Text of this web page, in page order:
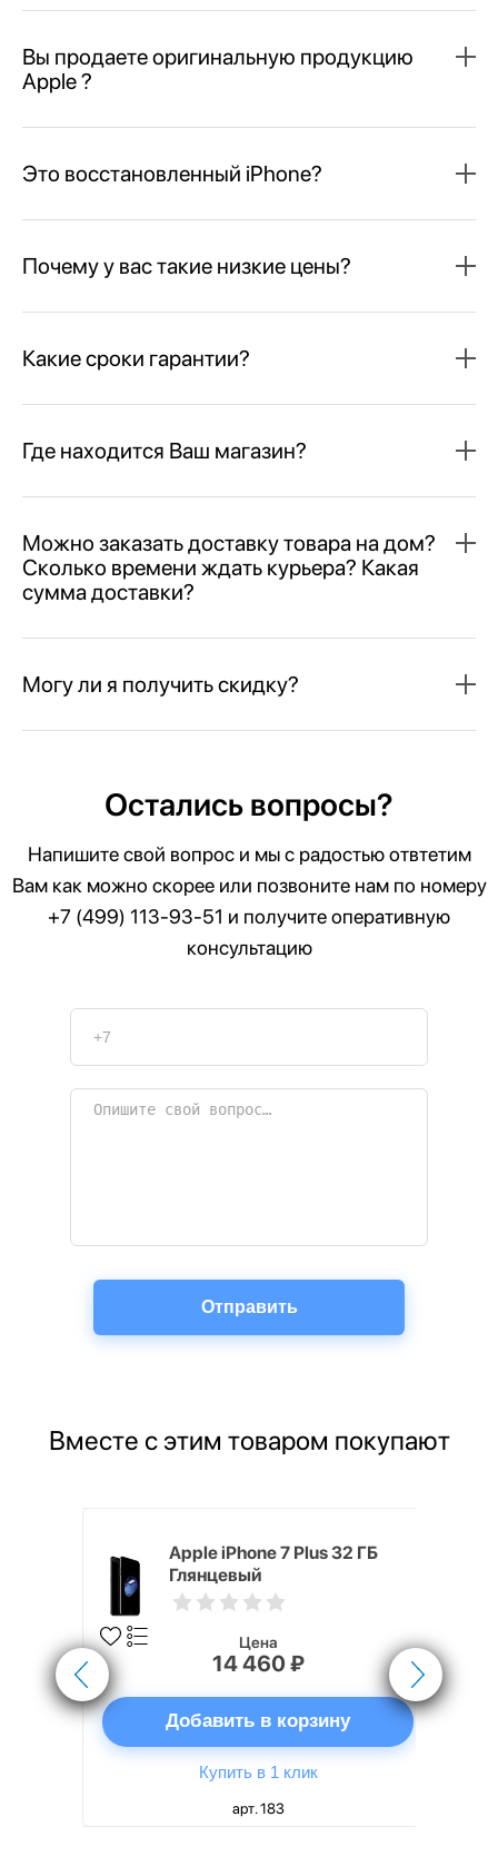
Вы продаете оригинальную продукцию
Apple ?
Это восстановленный iPhone?
Почему у вас такие низкие цены?
Какие сроки гарантии?
Где находится Ваш магазин?
Можно заказать доставку товара на дом?
Сколько времени ждать курьера? Какая
сумма доставки?
Могу ли я получить скидку?
Остались вопросы?
Напишите свой вопрос и мы с радостью отвтетим
Вам как можно скорее или позвоните нам по номеру
+7 (499) 113-93-51 и получите оперативную
консультацию
Вместе с этим товаром покупают
Apple iPhone 7 Plus 32 ГБ
Глянцевый
Цена
14 460 ₽
Добавить в корзину
Купить в 1 клик
арт. 183